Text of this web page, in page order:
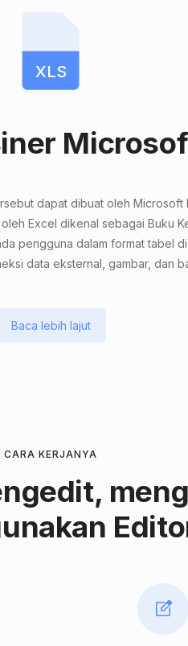
XLS
dapat dibuat oleh
Excel dikenal sebagai Buku
pengguna dalam format tabel
data eksternal, gambar, dan
Baca lebih lajut
CARA KERJANYA